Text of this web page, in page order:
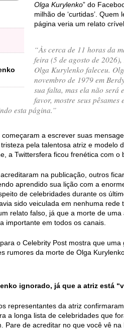
Olga Kurylenko” do
milhão de ‘curtidas’. Quem
página veria um relato
“Às cerca de 11 horas da
feira (5 de agosto de
Olga Kurylenko faleceu.
novembro de 1979 em
sua falta, mas ela não será
favor, mostre seus pêsames
esta página.”
a escrever suas
pela talentosa atriz e modelo
a Twittersfera ficou frenética com o
na publicação, outros
aprendido sua lição com a
de celebridades durante os
sido veiculada em nenhuma rede
relato falso, já que a morte de
importante em todos os canais.
o Celebrity Post mostra que uma
rumores da morte de Olga
ignorado, já que a atriz está
representantes da atriz
a longa lista de celebridades que
Pare de acreditar no que você vê na